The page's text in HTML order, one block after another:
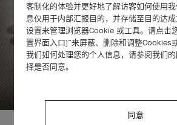
客制化的体验并更好地了解访客如何使用
息仅用于内部汇报目的，并存储至目的达
设置来管理浏览器Cookie 或工具。请点击
置界面入口]”来屏蔽、删除和调整Cookies
我们如何处理您的个人信息，请参阅我们
择是否同意。
同意